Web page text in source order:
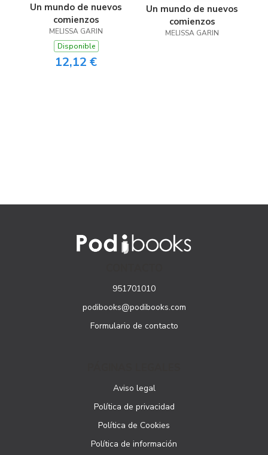
Un mundo de nuevos
comienzos
MELISSA GARIN
Disponible
12,12 €
Un mundo de nuevos
comienzos
MELISSA GARIN
951701010
podibooks@podibooks.com
Formulario de contacto
Aviso legal
Política de privacidad
Política de Cookies
Política de información